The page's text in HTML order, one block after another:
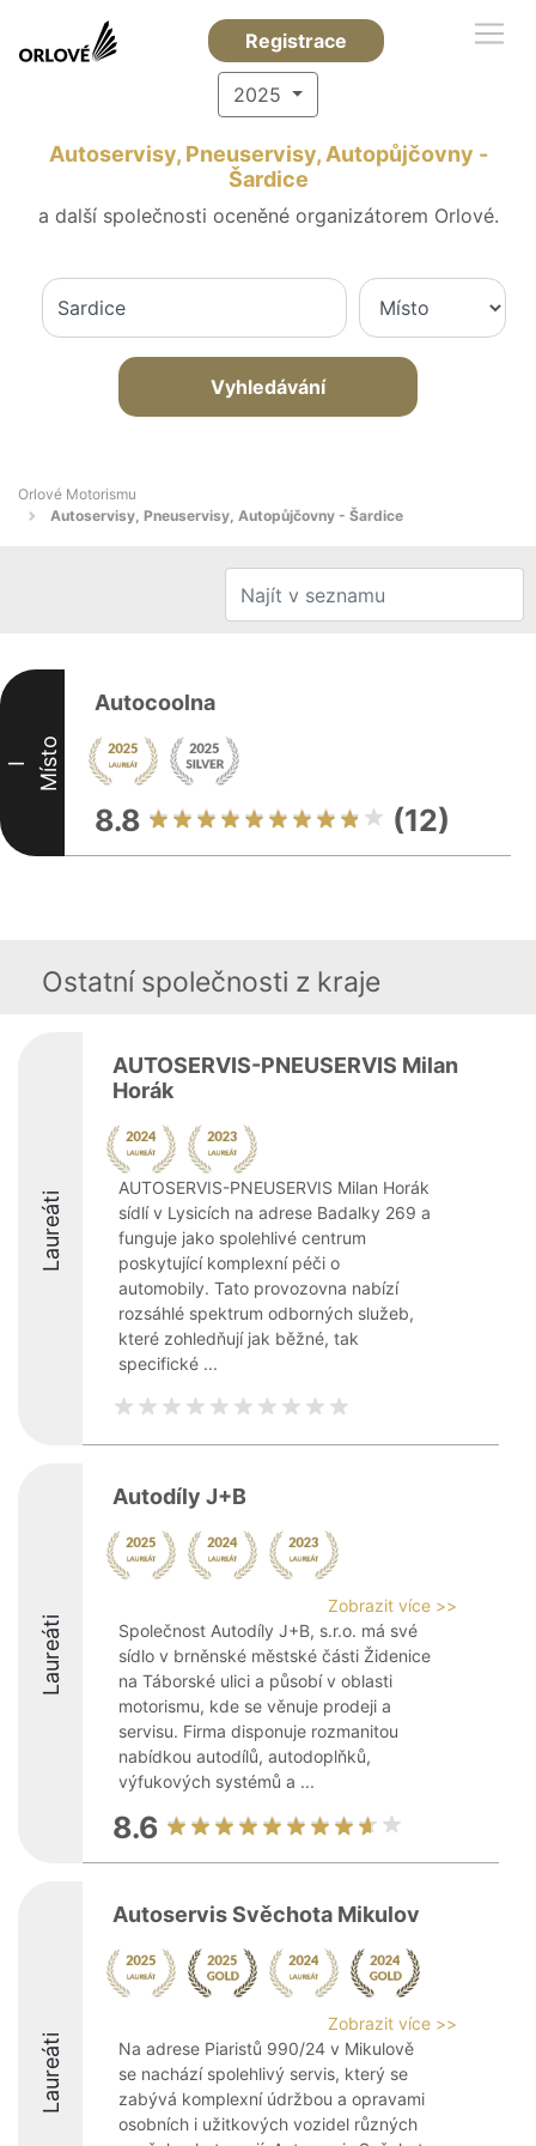
Registrace
2025
Autoservisy, Pneuservisy, Autopůjčovny -
Šardice
a další společnosti oceněné organizátorem Orlové.
Vyhledávání
Orlové Motorismu
Autoservisy, Pneuservisy, Autopůjčovny - Šardice
I Místo
Autocoolna
8.8 (12)
Ostatní společnosti z kraje
Laureáti
AUTOSERVIS-PNEUSERVIS Milan
Horák
AUTOSERVIS-PNEUSERVIS Milan Horák
sídlí v Lysicích na adrese Badalky 269 a
funguje jako spolehlivé centrum
poskytující komplexní péči o
automobily. Tato provozovna nabízí
rozsáhlé spektrum odborných služeb,
které zohledňují jak běžné, tak
specifické ...
Laureáti
Autodíly J+B
Zobrazit více >>
Společnost Autodíly J+B, s.r.o. má své
sídlo v brněnské městské části Židenice
na Táborské ulici a působí v oblasti
motorismu, kde se věnuje prodeji a
servisu. Firma disponuje rozmanitou
nabídkou autodílů, autodoplňků,
výfukových systémů a ...
8.6
Laureáti
Autoservis Svěchota Mikulov
Zobrazit více >>
Na adrese Piaristů 990/24 v Mikulově
se nachází spolehlivý servis, který se
zabývá komplexní údržbou a opravami
osobních i užitkových vozidel různých